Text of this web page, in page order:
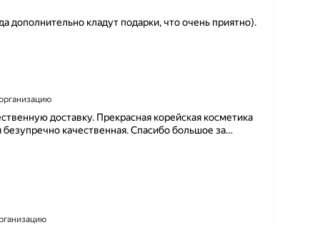
дополнительно кладут подарки, что очень приятно).
доставку. Прекрасная корейская косметика
качественная. Спасибо большое за…